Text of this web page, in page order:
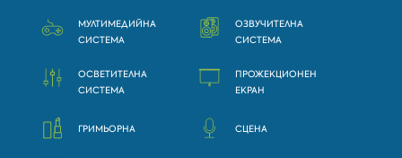
МУЛТИМЕДИЙНА
СИСТЕМА
ОЗВУЧИТЕЛНА
СИСТЕМА
ОСВЕТИТЕЛНА
СИСТЕМА
ПРОЖЕКЦИОНЕН
ЕКРАН
ГРИМЬОРНА СЦЕНА